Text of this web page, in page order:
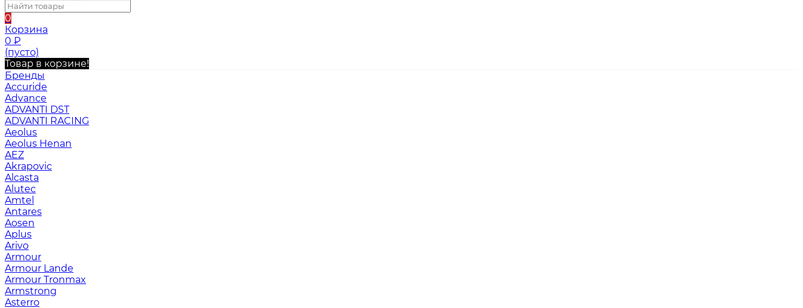
0
Корзина
0 ₽
(пусто)
Товар в корзине!
Бренды
Accuride
Advance
ADVANTI DST
ADVANTI RACING
Aeolus
Aeolus Henan
AEZ
Akrapovic
Alcasta
Alutec
Amtel
Antares
Aosen
Aplus
Arivo
Armour
Armour Lande
Armour Tronmax
Armstrong
Asterro